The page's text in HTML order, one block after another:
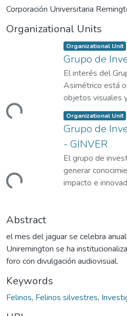
Corporación Universitaria
Organizational Units
Loading...
Item type:
Organizational Unit ,
Grupo de
El interés del
Asimétrico está
objetos visuales
expresivo a
metodologías y
reconocen la
impacto para
conocimiento.
Áreas temáticas:
Correo:
Línea matriz:
1. Diseño,
Loading...
Item type:
Organizational Unit ,
Grupo de
- GINVER
El grupo de
generar
impacto e
Áreas temáticas:
de la producción
Líder: Brahian
Abstract
el mes del jaguar se celebra
Uniremington se ha
foro con divulgación audiovisual.
Keywords
Felinos, Felinos silvestres,